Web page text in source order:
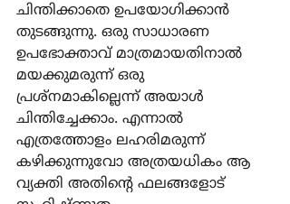
ചിന്തിക്കാതെ ഉപയോഗിക്കാന്‍
തുടങ്ങുന്നു. ഒരു സാധാരണ
ഉപഭോക്താവ് മാത്രമായതിനാല്‍
മയക്കുമരുന്ന് ഒരു
പ്രശ്നമാകില്ലെന്ന് അയാള്‍
ചിന്തിച്ചേക്കാം. എന്നാല്‍
എത്രത്തോളം ലഹരിമരുന്ന്
കഴിക്കുന്നുവോ അത്രയധികം ആ
വ്യക്തി അതിന്‍റെ ഫലങ്ങളോട്